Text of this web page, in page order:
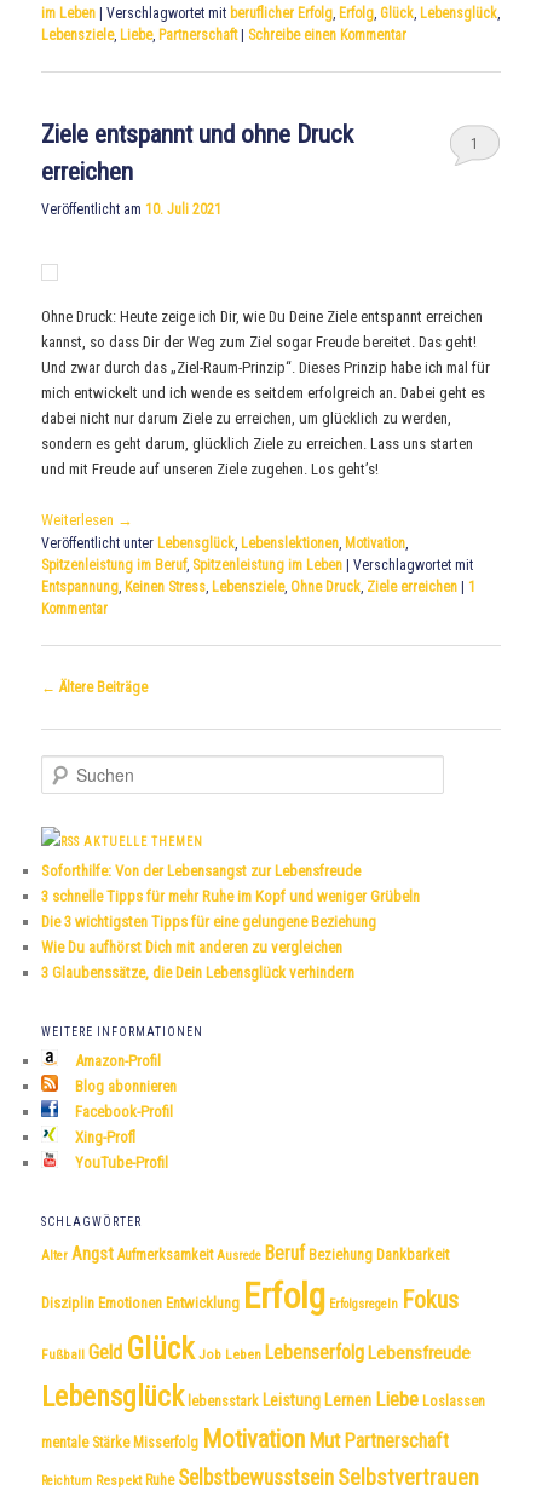
im Leben
|Verschlagwortet mit beruflicher Erfolg, Erfolg,Glück, Lebensglück,
Lebensziele, Liebe, Partnerschaft Schreibe einen Kommentar
Ziele entspannt und ohne Druck
erreichen
Veröffentlicht am10. Juli 2021
1
Ohne Druck: Heute zeige ich Dir, wie Du Deine Ziele entspannt erreichen
kannst, so dass Dir der Weg zum Ziel sogar Freude bereitet. Das geht!
Und zwar durch das „Ziel-Raum-Prinzip“. Dieses Prinzip habe ich mal für
mich entwickelt und ich wende es seitdem erfolgreich an. Dabei geht es
dabei nicht nur darum Ziele zu erreichen, um glücklich zu werden,
sondern es geht darum, glücklich Ziele zu erreichen. Lass uns starten
und mit Freude auf unseren Ziele zugehen. Los geht’s!
Weiterlesen →
Veröffentlicht unter Lebensglück Lebenslektionen Motivation
Spitzenleistung im Beruf, Spitzenleistung im Leben |Verschlagwortet mit
Entspannung Keinen Stress Lebensziele,Ohne Druck Ziele erreichen |1
Kommentar
Beitrags-
← Ältere Beiträge
u
h
n
AKTUELLE THEMEN
Soforthilfe: Von der Lebensangst zur Lebensfreude
3 schnelle Tipps für mehr Ruhe im Kopf und weniger Grübeln
Die 3 wichtigsten Tipps für eine gelungene Beziehung
Wie Du aufhörst Dich mit anderen zu vergleichen
3 Glaubenssätze, die Dein Lebensglück verhindern
WEITERE INFORMATIONEN
Amazon-Profil
Blog abonnieren
Facebook-Profil
Xing-Profl
YouTube-Profil
SCHLAGWÖRTER
Alter Angst Aufmerksamkeit Ausrede Beruf Beziehung Dankbarkeit
Disziplin Emotionen Entwicklung Erfolg Erfolgsregeln Fokus
Fußball Geld Glück Job Leben Lebenserfolg Lebensfreude
Lebensglück lebensstark LeistungLernen Liebe Loslassen
mentale Stärke Misserfolg Motivation Mut Partnerschaft
Reichtum Respekt Ruhe Selbstbewusstsein Selbstvertrauen